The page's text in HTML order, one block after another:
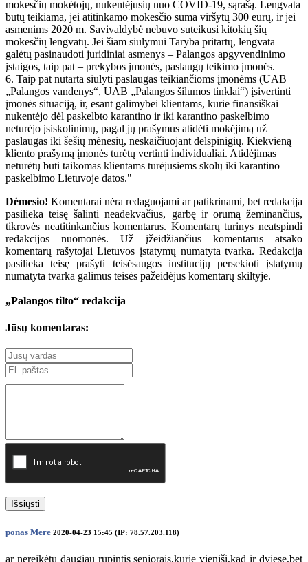
mokesčių mokėtojų, nukentėjusių nuo COVID-19, sąrašą. Lengvata
būtų teikiama, jei atitinkamo mokesčio suma viršytų 300 eurų, ir jei
asmenims 2020 m. Savivaldybė nebuvo suteikusi kitokių šių
mokesčių lengvatų. Jei šiam siūlymui Taryba pritartų, lengvata
galėtų pasinaudoti juridiniai asmenys – Palangos apgyvendinimo
įstaigos, taip pat – prekybos įmonės, paslaugų teikimo įmonės.
6. Taip pat nutarta siūlyti paslaugas teikiančioms įmonėms (UAB
„Palangos vandenys“, UAB „Palangos šilumos tinklai“) įsivertinti
įmonės situaciją, ir, esant galimybei klientams, kurie finansiškai
nukentėjo dėl paskelbto karantino ir iki karantino paskelbimo
neturėjo įsiskolinimų, pagal jų prašymus atidėti mokėjimą už
paslaugas iki šešių mėnesių, neskaičiuojant delspinigių. Kiekvieną
kliento prašymą įmonės turėtų vertinti individualiai. Atidėjimas
neturėtų būti taikomas klientams turėjusiems skolų iki karantino
paskelbimo Lietuvoje datos."
Dėmesio! Komentarai nėra redaguojami ar patikrinami, bet redakcija
pasilieka teisę šalinti neadekvačius, garbę ir orumą žeminančius,
tikrovės neatitinkančius komentarus. Komentarų turinys neatspindi
redakcijos nuomonės. Už įžeidžiančius komentarus atsako
komentarų rašytojai Lietuvos įstatymų numatyta tvarka. Redakcija
pasilieka teisę prašyti teisėsaugos institucijų persekioti įstatymų
numatyta tvarka galimus teisės pažeidėjus komentarų skiltyje.
„Palangos tilto“ redakcija
Jūsų komentaras:
Išsiųsti
ponas Mere 2020-04-23 15:45 (IP: 78.57.203.118)
ar nereikėtų daugiau rūpintis senjorais,kurie vieniši,kad ir dviese,bet